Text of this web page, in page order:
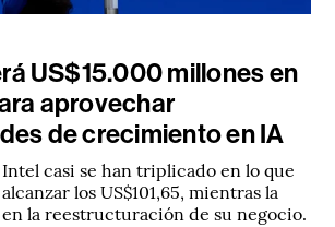
US$15.000 millones en
aprovechar
de crecimiento en IA
casi se han triplicado en lo que
los US$101,65, mientras la
la reestructuración de su negocio.